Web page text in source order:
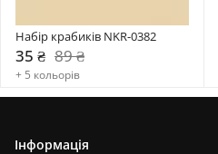
Набір крабиків NKR-0382
35 ₴ 89 ₴
+ 5 кольорів
Інформація